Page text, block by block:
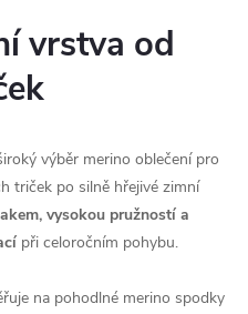
vrstva od
výběr merino oblečení pro
triček po silně hřejivé zimní
vysokou pružností a
při celoročním pohybu.
na pohodlné merino spodky